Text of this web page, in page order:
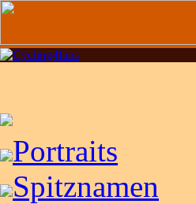
Portraits
Spitznamen